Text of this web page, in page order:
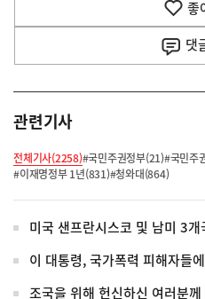
좋
댓
관련기사
전체기사(2258)#국민주권정부(21)#국민주
#이재명정부 1년(831)#청와대(864)
미국 샌프란시스코 및 남미 3
이 대통령, 국가폭력 피해자들에 '
조국을 위해 헌신하신 여러분께